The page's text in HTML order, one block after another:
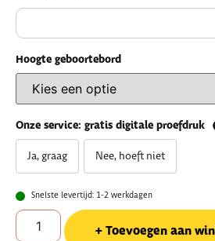
Hoogte geboortebord
Onze service: gratis digitale proefdruk
Ja, graag Nee, hoeft niet
Snelste levertijd: 1-2 werkdagen
Toevoegen aan